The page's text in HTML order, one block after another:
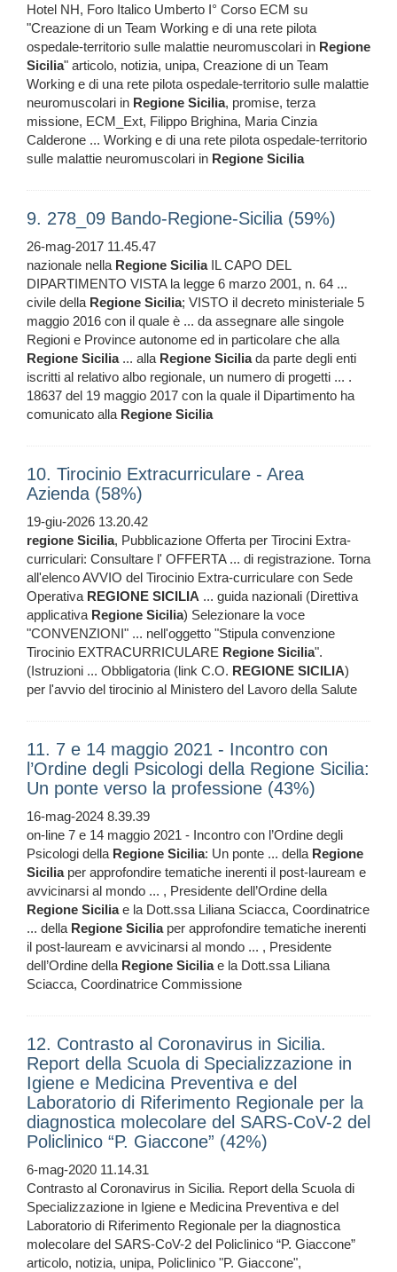
Hotel NH, Foro Italico Umberto I° Corso ECM su
"Creazione di un Team Working e di una rete pilota
ospedale-territorio sulle malattie neuromuscolari in Regione
Sicilia" articolo, notizia, unipa, Creazione di un Team
Working e di una rete pilota ospedale-territorio sulle malattie
neuromuscolari in Regione Sicilia, promise, terza
missione, ECM_Ext, Filippo Brighina, Maria Cinzia
Calderone ... Working e di una rete pilota ospedale-territorio
sulle malattie neuromuscolari in Regione Sicilia
9. 278_09 Bando-Regione-Sicilia (59%)
26-mag-2017 11.45.47
nazionale nella Regione SiciliaIL CAPO DEL
DIPARTIMENTO VISTA la legge 6 marzo 2001, n. 64 ...
civile della Regione Sicilia; VISTO il decreto ministeriale 5
maggio 2016 con il quale è ... da assegnare alle singole
Regioni e Province autonome ed in particolare che alla
Regione Sicilia... alla Regione Siciliada parte degli enti
iscritti al relativo albo regionale, un numero di progetti ... .
18637 del 19 maggio 2017 con la quale il Dipartimento ha
comunicato alla Regione Sicilia
10. Tirocinio Extracurriculare - Area
Azienda (58%)
19-giu-2026 13.20.42
regione Sicilia, Pubblicazione Offerta per Tirocini Extra-
curriculari: Consultare l' OFFERTA ... di registrazione. Torna
all'elenco AVVIO del Tirocinio Extra-curriculare con Sede
Operativa REGIONE SICILIA ... guida nazionali (Direttiva
applicativa Regione Sicilia) Selezionare la voce
"CONVENZIONI" ... nell'oggetto "Stipula convenzione
Tirocinio EXTRACURRICULARE Regione Sicilia".
(Istruzioni ... Obbligatoria (link C.O. REGIONE SICILIA)
per l'avvio del tirocinio al Ministero del Lavoro della Salute
11. 7 e 14 maggio 2021 - Incontro con
l’Ordine degli Psicologi della Regione Sicilia:
Un ponte verso la professione (43%)
16-mag-2024 8.39.39
on-line 7 e 14 maggio 2021 - Incontro con l’Ordine degli
Psicologi della Regione Sicilia: Un ponte ... della Regione
Siciliaper approfondire tematiche inerenti il post-lauream e
avvicinarsi al mondo ... , Presidente dell’Ordine della
Regione Siciliae la Dott.ssa Liliana Sciacca, Coordinatrice
... della Regione Siciliaper approfondire tematiche inerenti
il post-lauream e avvicinarsi al mondo ... , Presidente
dell’Ordine della Regione Siciliae la Dott.ssa Liliana
Sciacca, Coordinatrice Commissione
12. Contrasto al Coronavirus in Sicilia.
Report della Scuola di Specializzazione in
Igiene e Medicina Preventiva e del
Laboratorio di Riferimento Regionale per la
diagnostica molecolare del SARS-CoV-2 del
Policlinico “P. Giaccone” (42%)
6-mag-2020 11.14.31
Contrasto al Coronavirus in Sicilia. Report della Scuola di
Specializzazione in Igiene e Medicina Preventiva e del
Laboratorio di Riferimento Regionale per la diagnostica
molecolare del SARS-CoV-2 del Policlinico “P. Giaccone”
articolo, notizia, unipa, Policlinico "P. Giaccone",